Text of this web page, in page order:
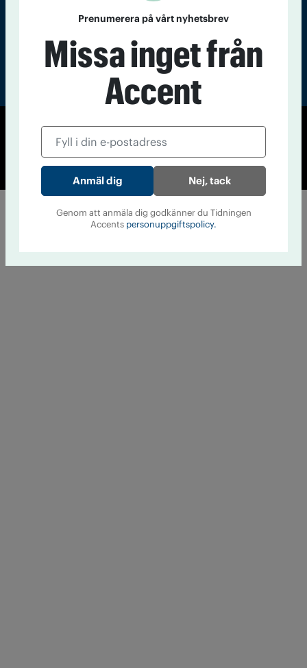
© Tidningen Accent 2026
Cookiepolicy
Personuppgiftspolicy
Prenumerera på vårt nyhetsbrev
Missa inget från
Accent
Nej, tack
Genom att anmäla dig godkänner du Tidningen
Accents personuppgiftspolicy.